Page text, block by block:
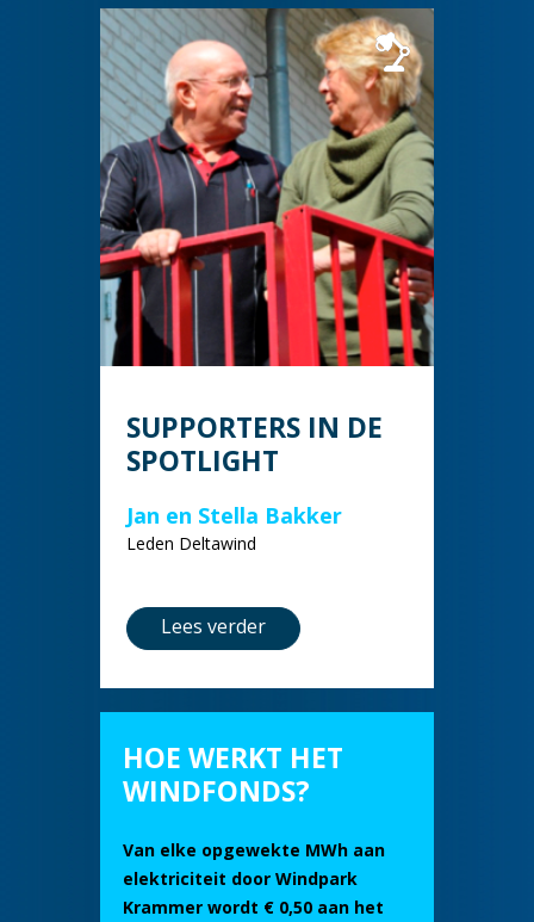
SUPPORTERS IN DE
SPOTLIGHT
Jan en Stella Bakker
Leden Deltawind
Lees verder
HOE WERKT HET
WINDFONDS?
Van elke opgewekte MWh aan
elektriciteit door Windpark
Krammer wordt € 0,50 aan het